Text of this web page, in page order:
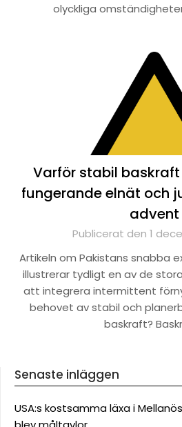
olyckliga
Varför stabil
fungerande elnät och
advent
Publicerat den 1
Artikeln om Pakistans snabba
illustrerar tydligt en av de
att integrera intermittent
behovet av stabil och
baskraft?
Senaste inläggen
USA:s kostsamma läxa i